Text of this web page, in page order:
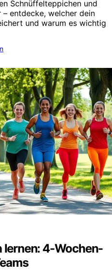
Schnüffelteppichen und
entdecke, welcher dein
und warum es wichtig
lernen: 4-Wochen-